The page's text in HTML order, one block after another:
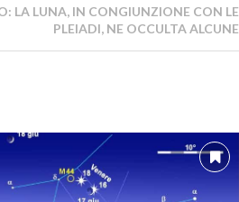
LA LUNA, IN CONGIUNZIONE CON LE
PLEIADI, NE OCCULTA ALCUNE